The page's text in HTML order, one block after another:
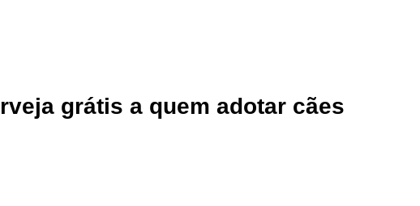
grátis a quem adotar cães